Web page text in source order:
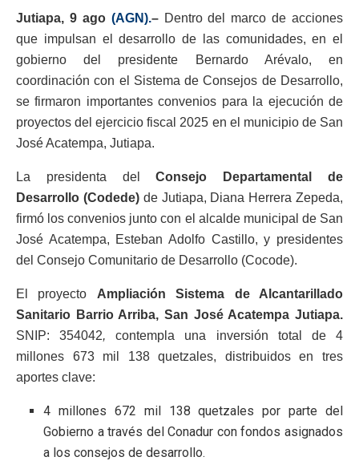
Jutiapa, 9 ago (AGN).–Dentro del marco de acciones
que impulsan el desarrollo de las comunidades, en el
gobierno del presidente Bernardo Arévalo, en
coordinación con el Sistema de Consejos de Desarrollo,
se firmaron importantes convenios para la ejecución de
proyectos del ejercicio fiscal 2025 en el municipio de San
José Acatempa, Jutiapa.
La presidenta delConsejo Departamental de
Desarrollo (Codede)de Jutiapa, Diana Herrera Zepeda,
firmó los convenios junto con el alcalde municipal de San
José Acatempa, Esteban Adolfo Castillo, y presidentes
del Consejo Comunitario de Desarrollo (Cocode).
El proyecto Ampliación Sistema de Alcantarillado
Sanitario Barrio Arriba, San José Acatempa Jutiapa.
SNIP: 354042, contempla una inversión total de 4
millones 673 mil 138 quetzales, distribuidos en tres
aportes clave:
4 millones 672 mil 138 quetzales por parte del
Gobierno a través del Conadur con fondos asignados
a los consejos de desarrollo.